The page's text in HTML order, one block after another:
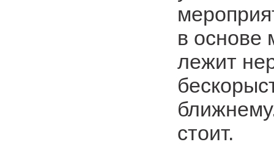
в основе
лежит
стоит.